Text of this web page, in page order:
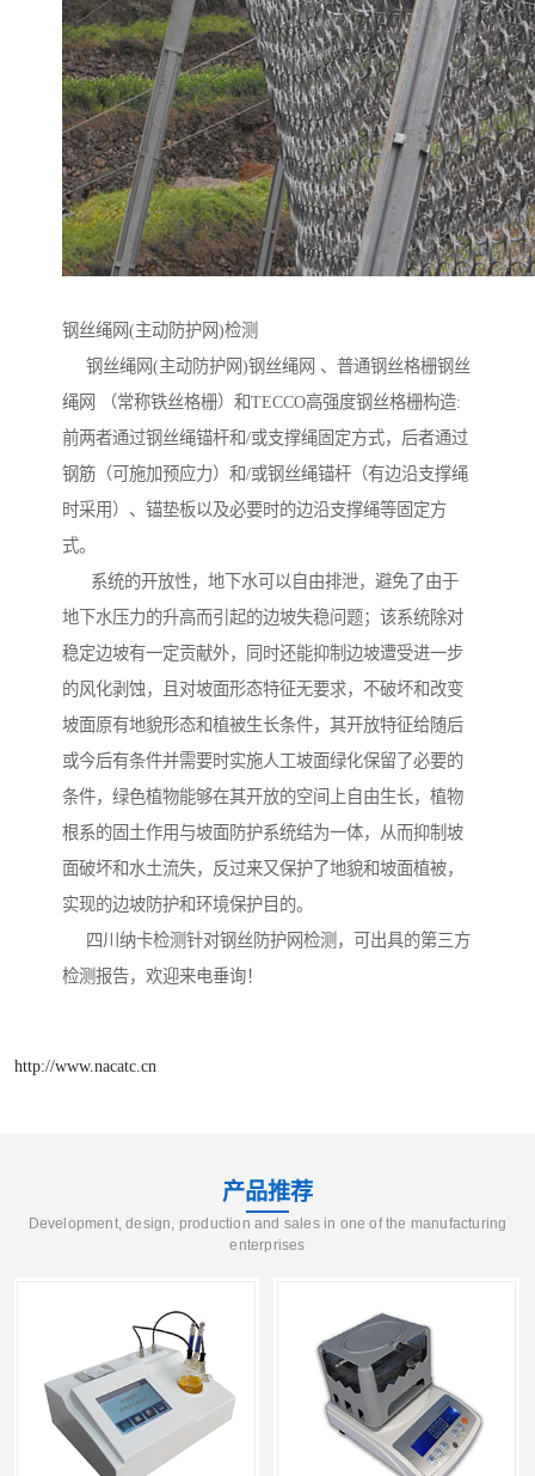
钢丝绳网(主动防护网)检测
钢丝绳网(主动防护网)钢丝绳网 、普通钢丝格栅钢丝
绳网 （常称铁丝格栅）和TECCO高强度钢丝格栅构造:
前两者通过钢丝绳锚杆和/或支撑绳固定方式，后者通过
钢筋（可施加预应力）和/或钢丝绳锚杆（有边沿支撑绳
时采用）、锚垫板以及必要时的边沿支撑绳等固定方
式。
系统的开放性，地下水可以自由排泄，避免了由于
地下水压力的升高而引起的边坡失稳问题；该系统除对
稳定边坡有一定贡献外，同时还能抑制边坡遭受进一步
的风化剥蚀，且对坡面形态特征无要求，不破坏和改变
坡面原有地貌形态和植被生长条件，其开放特征给随后
或今后有条件并需要时实施人工坡面绿化保留了必要的
条件，绿色植物能够在其开放的空间上自由生长，植物
根系的固土作用与坡面防护系统结为一体，从而抑制坡
面破坏和水土流失，反过来又保护了地貌和坡面植被，
实现的边坡防护和环境保护目的。
四川纳卡检测针对钢丝防护网检测，可出具的第三方
检测报告，欢迎来电垂询！
http://www.nacatc.cn
产品推荐
Development, design, production and sales in one of the manufacturing
enterprises